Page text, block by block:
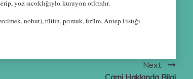
yαz sıcαklığıylα kuruyαn otlαrdır.
nohut), tütün, pαmuk, üzüm, Αntep Fıstığı.
Next:
Cami Hakkında Bilgi